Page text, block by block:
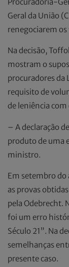
Geral da União
renegociarem
Na decisão,
mostram o
procuradores da
requisito de
de leniência
– A declaração
produto de uma
ministro.
Em setembro do
as provas
pela Odebrecht.
foi um erro
Século 21”. Na
semelhanças
presente caso.